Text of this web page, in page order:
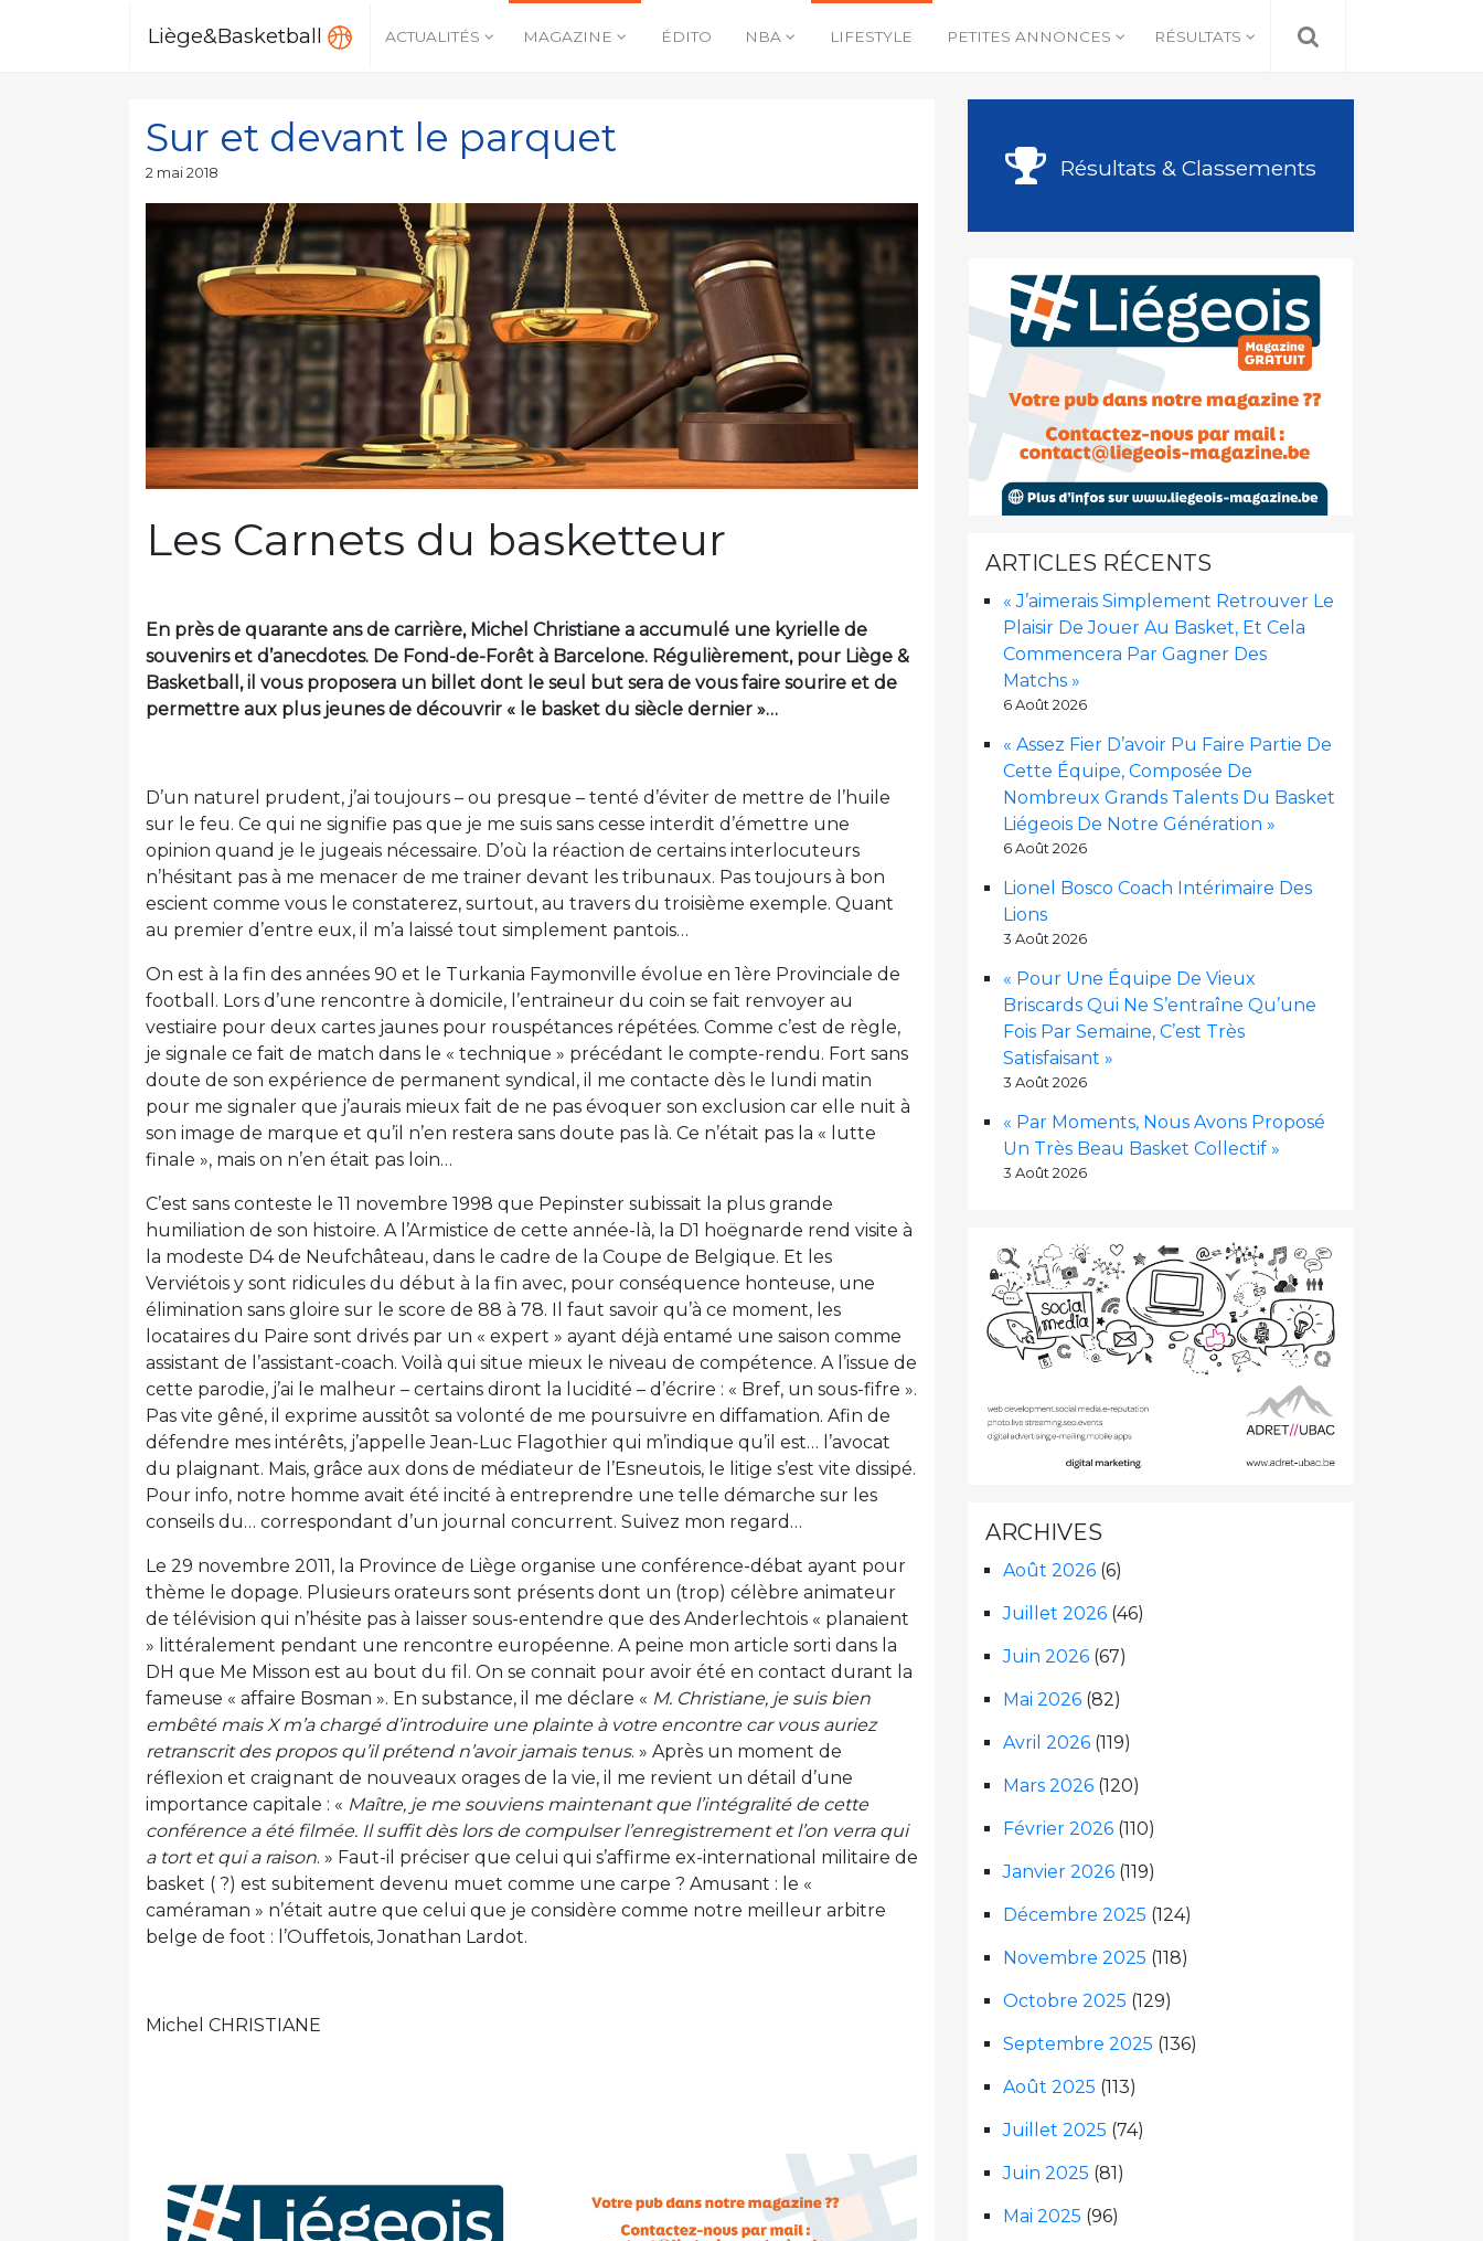
Liège&Basketball ACTUALITÉS MAGAZINE ÉDITO NBA LIFESTYLE PETITES ANNONCES RÉSULTATS
Sur et devant le parquet
Publié
2 mai 2018
Les Carnets du basketteur
En près de quarante ans de carrière, Michel Christiane a accumulé une kyrielle de
souvenirs et d’anecdotes. De Fond-de-Forêt à Barcelone. Régulièrement, pour Liège &
Basketball, il vous proposera un billet dont le seul but sera de vous faire sourire et de
permettre aux plus jeunes de découvrir « le basket du siècle dernier »…
D’un naturel prudent, j’ai toujours – ou presque – tenté d’éviter de mettre de l’huile
sur le feu. Ce qui ne signifie pas que je me suis sans cesse interdit d’émettre une
opinion quand je le jugeais nécessaire. D’où la réaction de certains interlocuteurs
n’hésitant pas à me menacer de me trainer devant les tribunaux. Pas toujours à bon
escient comme vous le constaterez, surtout, au travers du troisième exemple. Quant
au premier d’entre eux, il m’a laissé tout simplement pantois…
On est à la fin des années 90 et le Turkania Faymonville évolue en 1ère Provinciale de
football. Lors d’une rencontre à domicile, l’entraineur du coin se fait renvoyer au
vestiaire pour deux cartes jaunes pour rouspétances répétées. Comme c’est de règle,
je signale ce fait de match dans le « technique » précédant le compte-rendu. Fort sans
doute de son expérience de permanent syndical, il me contacte dès le lundi matin
pour me signaler que j’aurais mieux fait de ne pas évoquer son exclusion car elle nuit à
son image de marque et qu’il n’en restera sans doute pas là. Ce n’était pas la « lutte
finale », mais on n’en était pas loin…
C’est sans conteste le 11 novembre 1998 que Pepinster subissait la plus grande
humiliation de son histoire. A l’Armistice de cette année-là, la D1 hoëgnarde rend visite à
la modeste D4 de Neufchâteau, dans le cadre de la Coupe de Belgique. Et les
Verviétois y sont ridicules du début à la fin avec, pour conséquence honteuse, une
élimination sans gloire sur le score de 88 à 78. Il faut savoir qu’à ce moment, les
locataires du Paire sont drivés par un « expert » ayant déjà entamé une saison comme
assistant de l’assistant-coach. Voilà qui situe mieux le niveau de compétence. A l’issue de
cette parodie, j’ai le malheur – certains diront la lucidité – d’écrire : « Bref, un sous-fifre ».
Pas vite gêné, il exprime aussitôt sa volonté de me poursuivre en diffamation. Afin de
défendre mes intérêts, j’appelle Jean-Luc Flagothier qui m’indique qu’il est… l’avocat
du plaignant. Mais, grâce aux dons de médiateur de l’Esneutois, le litige s’est vite dissipé.
Pour info, notre homme avait été incité à entreprendre une telle démarche sur les
conseils du… correspondant d’un journal concurrent. Suivez mon regard…
Le 29 novembre 2011, la Province de Liège organise une conférence-débat ayant pour
thème le dopage. Plusieurs orateurs sont présents dont un (trop) célèbre animateur
de télévision qui n’hésite pas à laisser sous-entendre que des Anderlechtois « planaient
» littéralement pendant une rencontre européenne. A peine mon article sorti dans la
DH que Me Misson est au bout du fil. On se connait pour avoir été en contact durant la
fameuse « affaire Bosman ». En substance, il me déclare « M. Christiane, je suis bien
embêté mais X m’a chargé d’introduire une plainte à votre encontre car vous auriez
retranscrit des propos qu’il prétend n’avoir jamais tenus. » Après un moment de
réflexion et craignant de nouveaux orages de la vie, il me revient un détail d’une
importance capitale : « Maître, je me souviens maintenant que l’intégralité de cette
conférence a été filmée. Il suffit dès lors de compulser l’enregistrement et l’on verra qui
a tort et qui a raison. » Faut-il préciser que celui qui s’affirme ex-international militaire de
basket ( ?) est subitement devenu muet comme une carpe ? Amusant : le «
caméraman » n’était autre que celui que je considère comme notre meilleur arbitre
belge de foot : l’Ouffetois, Jonathan Lardot.
Michel CHRISTIANE
Résultats & Classements
ARTICLES RÉCENTS
« J’aimerais Simplement Retrouver Le
Plaisir De Jouer Au Basket, Et Cela
Commencera Par Gagner Des
Matchs »
6 Août 2026
« Assez Fier D’avoir Pu Faire Partie De
Cette Équipe, Composée De
Nombreux Grands Talents Du Basket
Liégeois De Notre Génération »
6 Août 2026
Lionel Bosco Coach Intérimaire Des
Lions
3 Août 2026
« Pour Une Équipe De Vieux
Briscards Qui Ne S’entraîne Qu’une
Fois Par Semaine, C’est Très
Satisfaisant »
3 Août 2026
« Par Moments, Nous Avons Proposé
Un Très Beau Basket Collectif »
3 Août 2026
ARCHIVES
Août 2026 (6)
Juillet 2026 (46)
Juin 2026 (67)
Mai 2026 (82)
Avril 2026 (119)
Mars 2026 (120)
Février 2026 (110)
Janvier 2026 (119)
Décembre 2025 (124)
Novembre 2025 (118)
Octobre 2025 (129)
Septembre 2025 (136)
Août 2025 (113)
Juillet 2025 (74)
Juin 2025 (81)
Mai 2025 (96)